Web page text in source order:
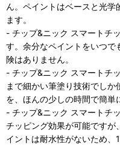
ん。ペイントはベースと光
ます。
- チップ&ニック スマートチ
す。余分なペイントをいつで
険はありません。
- チップ&ニック スマートチ
まで細かい筆塗り技術でし
を、ほんの少しの時間で簡単
- チップ&ニック スマートチ
チッピング効果が可能ですが
イントは耐水性がないため、